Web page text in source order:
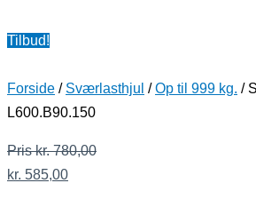
Tilbud!
Forside / Sværlasthjul /Op til 999 kg. /
L600.B90.150
Priskr.780,00
kr. 585,00